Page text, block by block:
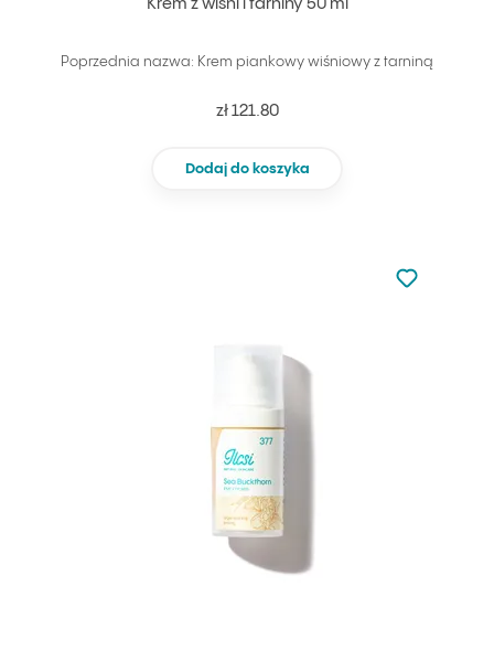
Krem z wiśni i tarniny 50 ml
Poprzednia nazwa: Krem piankowy wiśniowy z tarniną
zł 121.80
Dodaj do koszyka
Nie dodano
Dodaj do